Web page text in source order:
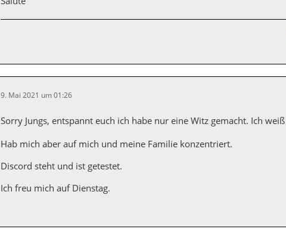
9. Mai 2021 um 01:26
Sorry Jungs, entspannt euch ich habe nur eine Witz gemacht. Ich
Hab mich aber auf mich und meine Familie konzentriert.
Discord steht und ist getestet.
Ich freu mich auf Dienstag.